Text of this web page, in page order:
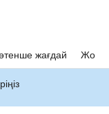
жағдай Жол